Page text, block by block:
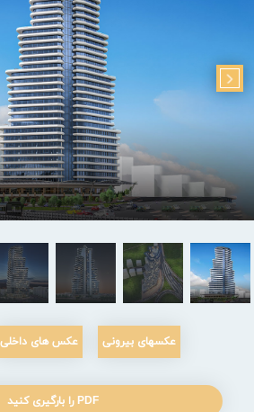
عکسهای بیرونی عکس های داخلی
PDF را بارگیری کنید